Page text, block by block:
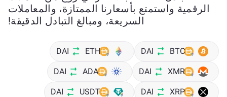
الرقمية واستمتع بأسعارنا الممتازة، والمعاملات
السريعة، ومبالغ التبادل الدقيقة!
BTC
DAI
ETH
DAI
XMR
DAI
ADA
DAI
XRP
DAI
USDT
DAI